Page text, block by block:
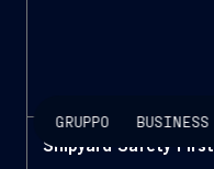
GRUPPO BUSINESS
Shipyard Safety First